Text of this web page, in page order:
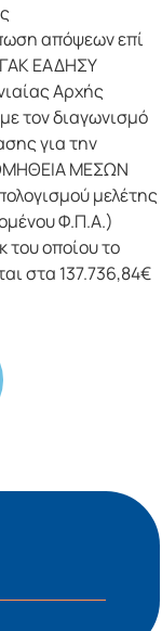
απόψεων επί
ΕΑΔΗΣΥ
Αρχής
τον διαγωνισμό
για την
ΜΕΣΩΝ
μελέτης
Φ.Π.Α.)
του οποίου το
στα 137.736,84€